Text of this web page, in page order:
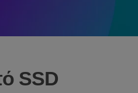
SSD